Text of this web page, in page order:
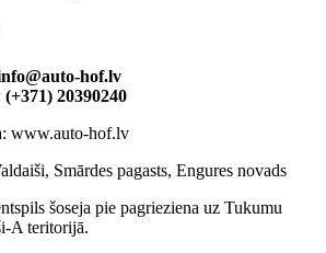
hof.lv
20390240
www.auto-hof.lv
Smārdes pagasts, Engures novads
šoseja pie pagrieziena uz Tukumu
A teritorijā.